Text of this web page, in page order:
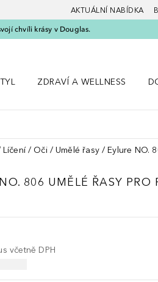
AKTUÁLNÍ NABÍDKA
chvíli krásy v Douglas.
ZDRAVÍ A WELLNESS
Líčení Oči Umělé řasy Eylure NO.
806 UMĚLÉ ŘASY PRO
včetně DPH